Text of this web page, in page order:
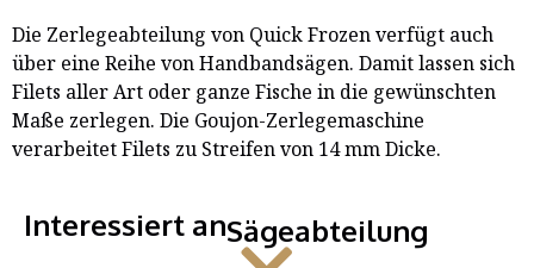
Die Zerlegeabteilung von Quick Frozen verfügt auch
über eine Reihe von Handbandsägen. Damit lassen sich
Filets aller Art oder ganze Fische in die gewünschten
Maße zerlegen. Die Goujon-Zerlegemaschine
verarbeitet Filets zu Streifen von 14 mm Dicke.
Interessiert anSägeabteilung